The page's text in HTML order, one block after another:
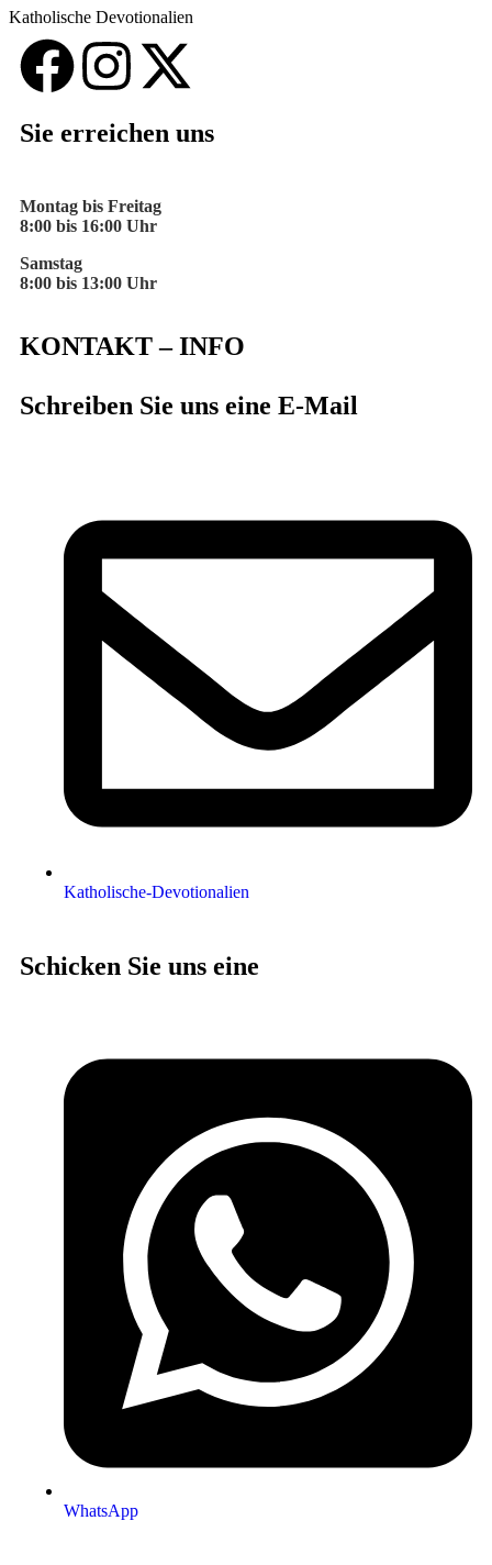
Katholische Devotionalien
Sie erreichen uns
Montag bis Freitag
8:00 bis 16:00 Uhr
Samstag
8:00 bis 13:00 Uhr
KONTAKT – INFO
Schreiben Sie uns eine E-Mail
Katholische-Devotionalien
Schicken Sie uns eine
WhatsApp